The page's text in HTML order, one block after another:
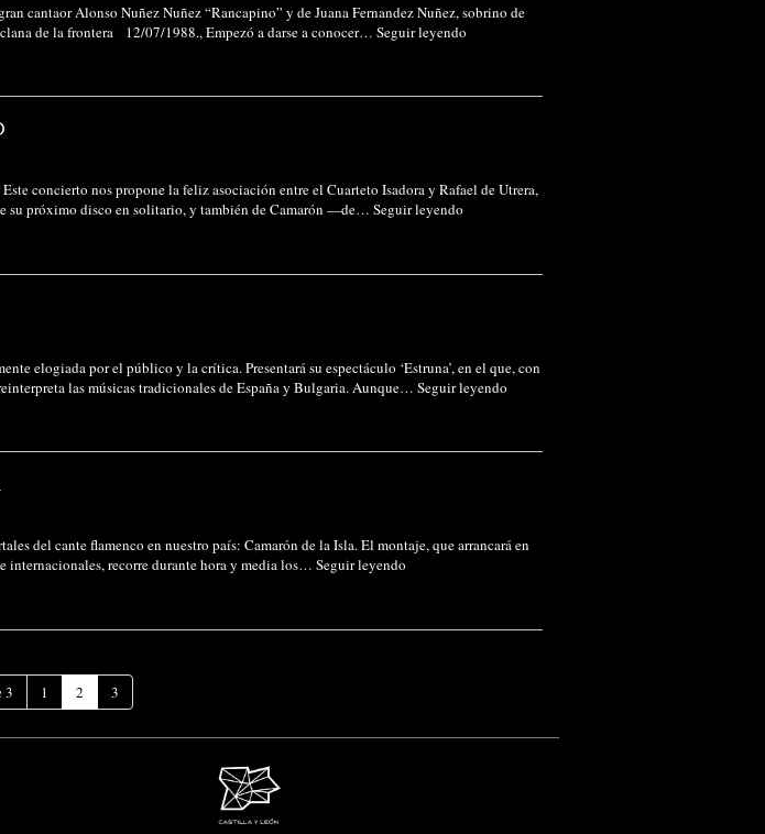
cantaor Alonso Nuñez Nuñez “Rancapino” y de Juana Fernandez Nuñez, sobrino de
de la frontera 12/07/1988., Empezó a darse a conocer… Seguir leyendo
concierto nos propone la feliz asociación entre el Cuarteto Isadora y Rafael de Utrera,
su próximo disco en solitario, y también de Camarón —de… Seguir leyendo
elogiada por el público y la crítica. Presentará su espectáculo ‘Estruna’, en el que, con
las músicas tradicionales de España y Bulgaria. Aunque… Seguir leyendo
del cante flamenco en nuestro país: Camarón de la Isla. El montaje, que arrancará en
internacionales, recorre durante hora y media los… Seguir leyendo
3 1 2(Página
actual)
3